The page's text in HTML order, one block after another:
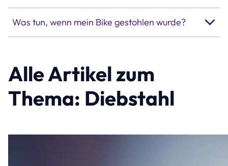
Was tun, wenn mein Bike gestohlen wurde?
Alle Artikel zum
Thema: Diebstahl